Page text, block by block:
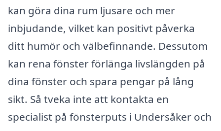
kan göra dina rum ljusare och mer
inbjudande, vilket kan positivt påverka
ditt humör och välbefinnande. Dessutom
kan rena fönster förlänga livslängden på
dina fönster och spara pengar på lång
sikt. Så tveka inte att kontakta en
specialist på fönsterputs i Undersåker och